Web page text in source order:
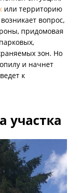
или территорию
вопрос,
придомовая
зон. Но
и начнет
к
участка